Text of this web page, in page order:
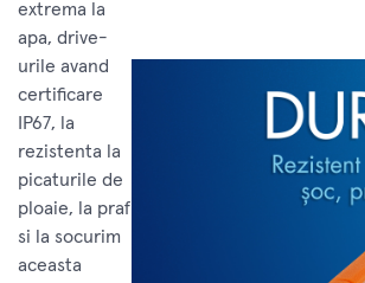
extrema la
apa, drive-
urile avand
certificare
IP67, la
rezistenta la
picaturile de
ploaie, la praf
si la socurim
aceasta